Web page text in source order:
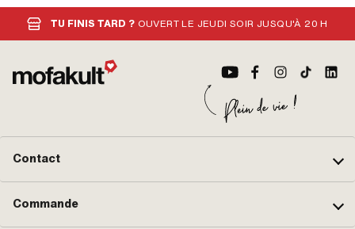
TU FINIS TARD ? OUVERT LE JEUDI SOIR JUSQU'À 20 H
Contact
Commande